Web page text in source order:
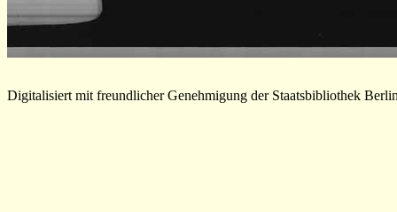
Digitalisiert mit freundlicher Genehmigung der Staatsbibliothek